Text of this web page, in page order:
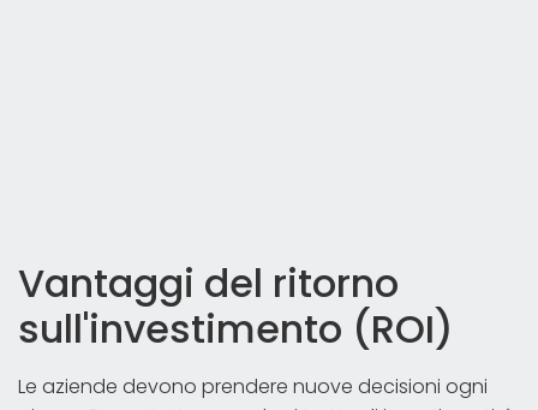
Vantaggi del ritorno
sull'investimento (ROI)
Le aziende devono prendere nuove decisioni ogni